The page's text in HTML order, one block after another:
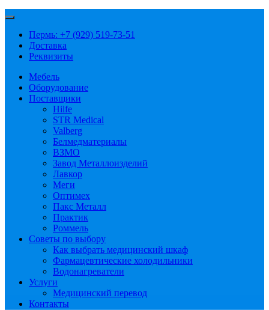
Пермь: +7 (929) 519-73-51
Доставка
Реквизиты
Мебель
Оборудование
Поставщики
Hilfe
STR Medical
Valberg
Белмедматериалы
ВЗМО
Завод Металлоизделий
Лавкор
Меги
Оптимех
Пакс Металл
Практик
Роммель
Советы по выбору
Как выбрать медицинский шкаф
Фармацевтические холодильники
Водонагреватели
Услуги
Медицинский перевод
Контакты